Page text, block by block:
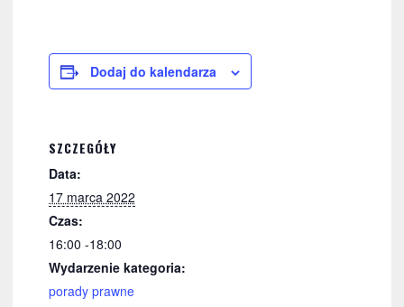
Dodaj do kalendarza
SZCZEGÓŁY
Data:
17 marca 2022
Czas:
16:00 -18:00
Wydarzenie kategoria:
porady prawne